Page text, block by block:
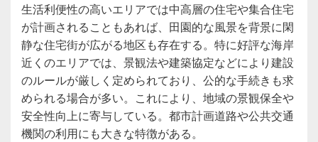
生活利便性の高いエリアでは中高層の住宅や集合住宅
が計画されることもあれば、田園的な風景を背景に閑
静な住宅街が広がる地区も存在する。特に好評な海岸
近くのエリアでは、景観法や建築協定などにより建設
のルールが厳しく定められており、公的な手続きも求
められる場合が多い。これにより、地域の景観保全や
安全性向上に寄与している。都市計画道路や公共交通
機関の利用にも大きな特徴がある。